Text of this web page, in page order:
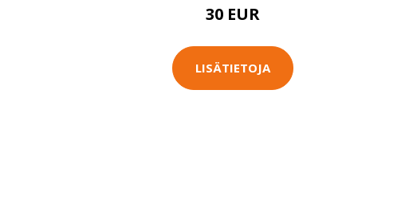
30 EUR
LISÄTIETOJA